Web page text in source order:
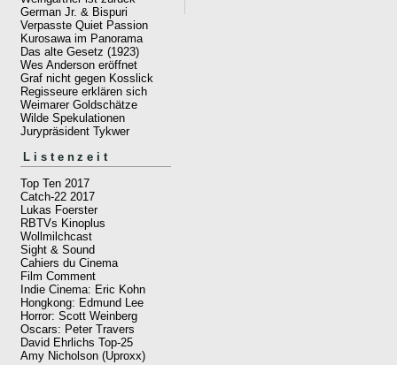
German Jr. & Bispuri
Verpasste Quiet Passion
Kurosawa im Panorama
Das alte Gesetz (1923)
Wes Anderson eröffnet
Graf nicht gegen Kosslick
Regisseure erklären sich
Weimarer Goldschätze
Wilde Spekulationen
Jurypräsident Tykwer
Listenzeit
Top Ten 2017
Catch-22 2017
Lukas Foerster
RBTVs Kinoplus
Wollmilchcast
Sight & Sound
Cahiers du Cinema
Film Comment
Indie Cinema: Eric Kohn
Hongkong: Edmund Lee
Horror: Scott Weinberg
Oscars: Peter Travers
David Ehrlichs Top-25
Amy Nicholson (Uproxx)